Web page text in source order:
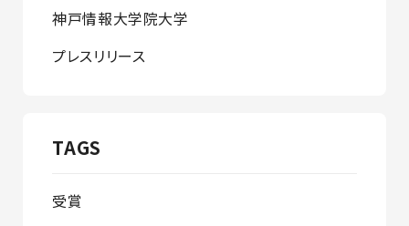
神戸情報大学院大学
プレスリリース
TAGS
受賞